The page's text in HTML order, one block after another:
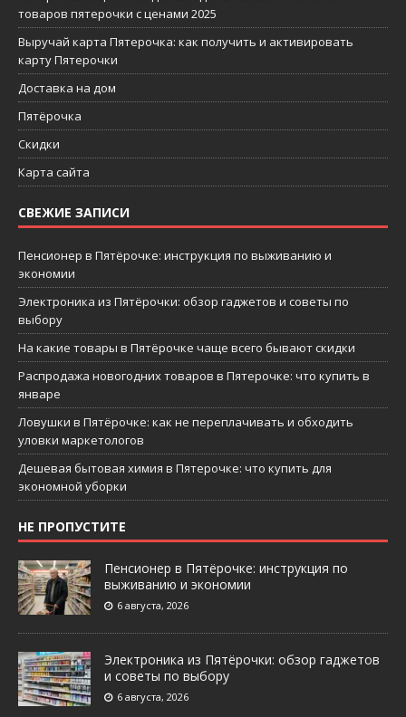
товаров пятерочки с ценами 2025
Выручай карта Пятерочка: как получить и активировать
карту Пятерочки
Доставка на дом
Пятёрочка
Скидки
Карта сайта
СВЕЖИЕ ЗАПИСИ
Пенсионер в Пятёрочке: инструкция по выживанию и
экономии
Электроника из Пятёрочки: обзор гаджетов и советы по
выбору
На какие товары в Пятёрочке чаще всего бывают скидки
Распродажа новогодних товаров в Пятерочке: что купить в
январе
Ловушки в Пятёрочке: как не переплачивать и обходить
уловки маркетологов
Дешевая бытовая химия в Пятерочке: что купить для
экономной уборки
НЕ ПРОПУСТИТЕ
Пенсионер в Пятёрочке: инструкция по
выживанию и экономии
6 августа, 2026
Электроника из Пятёрочки: обзор гаджетов
и советы по выбору
6 августа, 2026